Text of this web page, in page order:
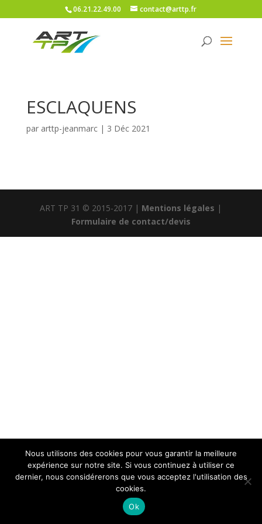
06.21.22.49.00 contact@arttp.fr
ESCLAQUENS
par arttp-jeanmarc| 3 Déc 2021
ART TP 31 © 2015-2017 | Mentions légales |
Formulaire de contact/devis
Nous utilisons des cookies pour vous garantir la meilleure
expérience sur notre site. Si vous continuez à utiliser ce
dernier, nous considérerons que vous acceptez l'utilisation des
cookies.
Ok